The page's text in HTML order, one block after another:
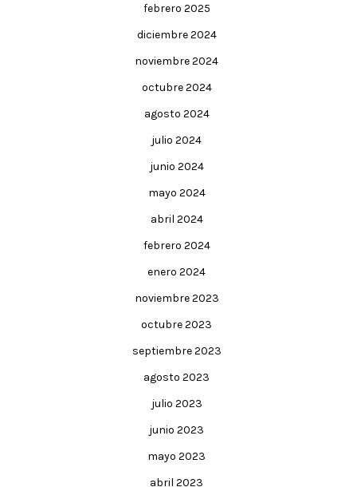
febrero 2025
diciembre 2024
noviembre 2024
octubre 2024
agosto 2024
julio 2024
junio 2024
mayo 2024
abril 2024
febrero 2024
enero 2024
noviembre 2023
octubre 2023
septiembre 2023
agosto 2023
julio 2023
junio 2023
mayo 2023
abril 2023